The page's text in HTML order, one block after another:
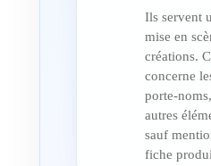
Ils servent
mise en
créations.
concerne
porte-
autres
sauf
fiche